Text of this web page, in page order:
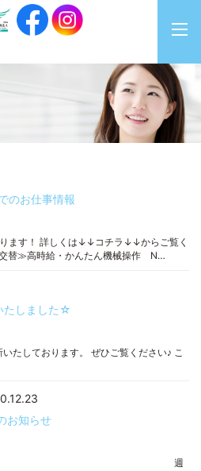
お仕事情報
ます！ 詳しくは↓↓コチラ↓↓からご覧く
替≫高時給・かんたん機械操作 N…
たしました☆
たしております。 ぜひご覧ください♪ こ
お知らせ
各位 週